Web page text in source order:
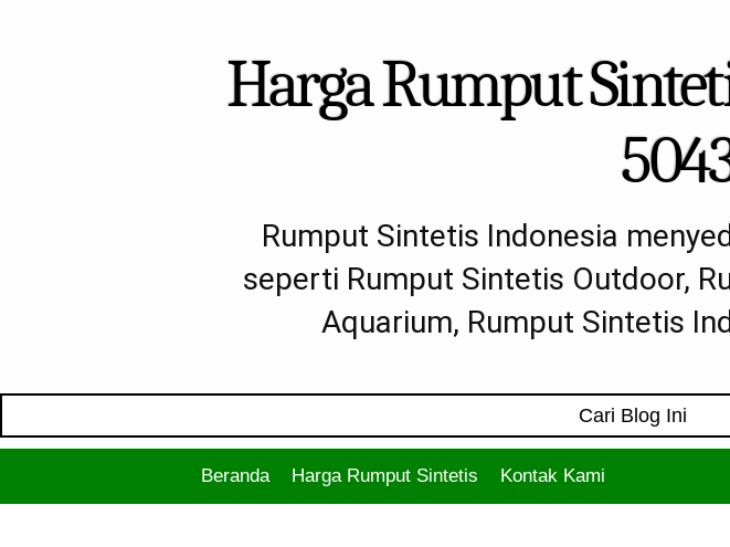
Harga Rumput
Rumput Sintetis Indonesia
seperti Rumput Sintetis Outdoor,
Aquarium, Rumput Sintetis
Beranda Harga Rumput Sintetis Kontak Kami